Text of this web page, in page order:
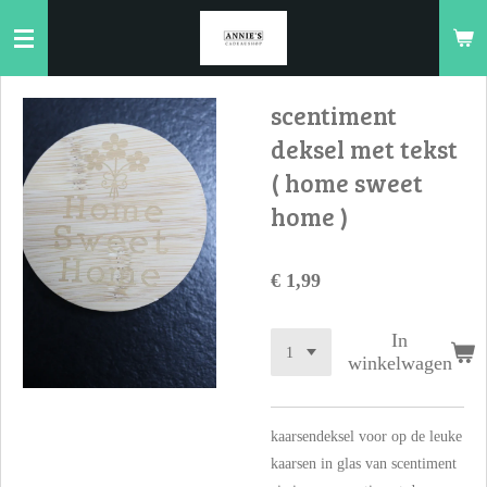
direct
naar
hoofdinhoud
scentiment
deksel met tekst
( home sweet
home )
€ 1,99
In
winkelwagen
kaarsendeksel voor op de leuke
kaarsen in glas van scentiment